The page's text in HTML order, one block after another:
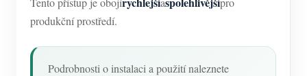
produkční prostředí.
Podrobnosti o instalaci a použití naleznete